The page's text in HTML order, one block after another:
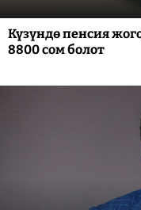
Күзүндө пенсия
8800 сом болот